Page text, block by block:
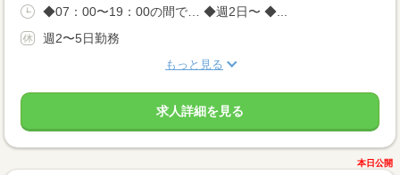
◆07：00〜19：00の間で… ◆週2日〜 ◆...
週2〜5日勤務
もっと見る
求人詳細を見る
本日公開